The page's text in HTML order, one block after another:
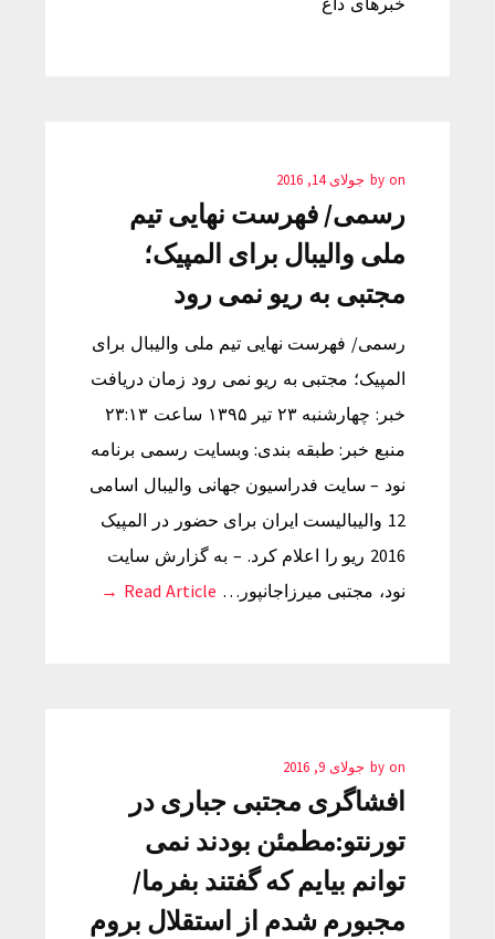
by on جولای 14, 2016
رسمی/ فهرست نهایی تیم
ملی والیبال برای المپیک؛
مجتبی به ریو نمی رود
رسمی/ فهرست نهایی تیم ملی والیبال برای
المپیک؛ مجتبی به ریو نمی رود زمان دریافت
خبر: چهارشنبه ۲۳ تیر ۱۳۹۵ ساعت ۲۳:۱۳
منبع خبر: طبقه بندی: وبسایت رسمی برنامه
نود – سایت فدراسیون جهانی والیبال اسامی
12 والیبالیست ایران برای حضور در المپیک
2016 ریو را اعلام کرد. – به گزارش سایت
نود، مجتبی میرزاجانپور… Read Article →
by on جولای 9, 2016
افشاگری مجتبی جباری در
تورنتو:مطمئن بودند نمی
توانم بیایم که گفتند بفرما/
مجبورم شدم از استقلال بروم